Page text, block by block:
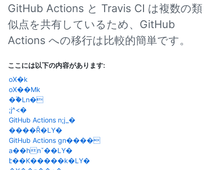
ここには以下の内容があります:
oX�k
oX��Mk
��֟Ln�
;j^<�
GitHub Actions n;j_�
����Ȓ�LY�
GitHub Actions gn����
a��hnˇ��LY�
է��K�����k�LY�
GitHub Actions と Travis CI は複数の類
似点を共有しているため、GitHub
Actions への移行は比較的簡単です。